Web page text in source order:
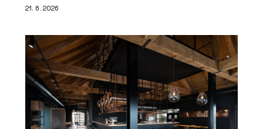
21. 6. 2026